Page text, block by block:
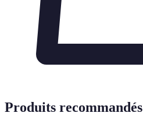
Produits recommandés